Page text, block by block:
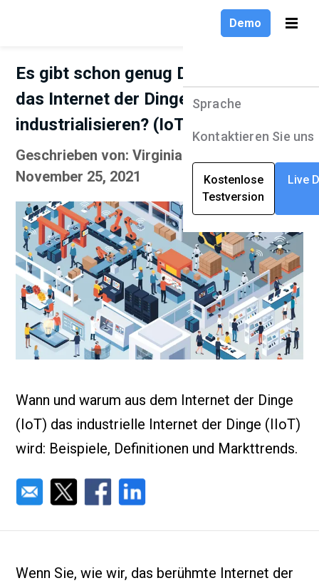
Demo
Produkte
Lösungen
Unternehmen
Ressourcen
Sprache
English
Deutsch
Français
Sprache
Kontaktieren Sie uns
Kostenlose
Testversion
Live
Es gibt schon genug Dinge! Warum
das Internet der Dinge
industrialisieren? (IoT vs. IIoT)
Geschrieben von: Virginia Shram |
November 25, 2021
Wann und warum aus dem Internet der Dinge
(IoT) das industrielle Internet der Dinge (IIoT)
wird: Beispiele, Definitionen und Markttrends.
Wenn Sie, wie wir, das berühmte Internet der